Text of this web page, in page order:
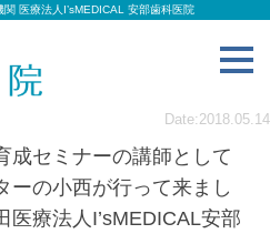
医療法人I’sMEDICAL 安部歯科医院
Date:2018.05.14
成セミナーの講師として
ーの小西が行って来まし
医療法人I’sMEDICAL安部